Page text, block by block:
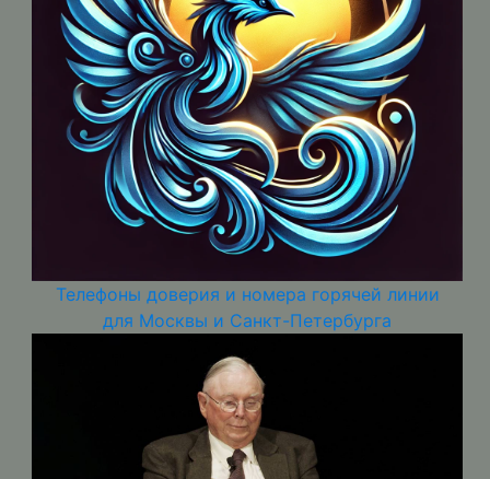
Телефоны доверия и номера горячей линии
для Москвы и Санкт-Петербурга